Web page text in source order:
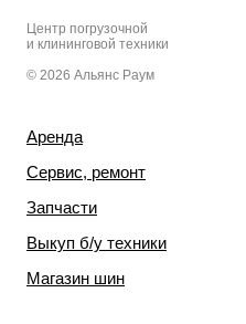
Центр погрузочной
и клининговой техники
© 2026 Альянс Раум
Аренда
Сервис, ремонт
Запчасти
Выкуп б/у техники
Магазин шин